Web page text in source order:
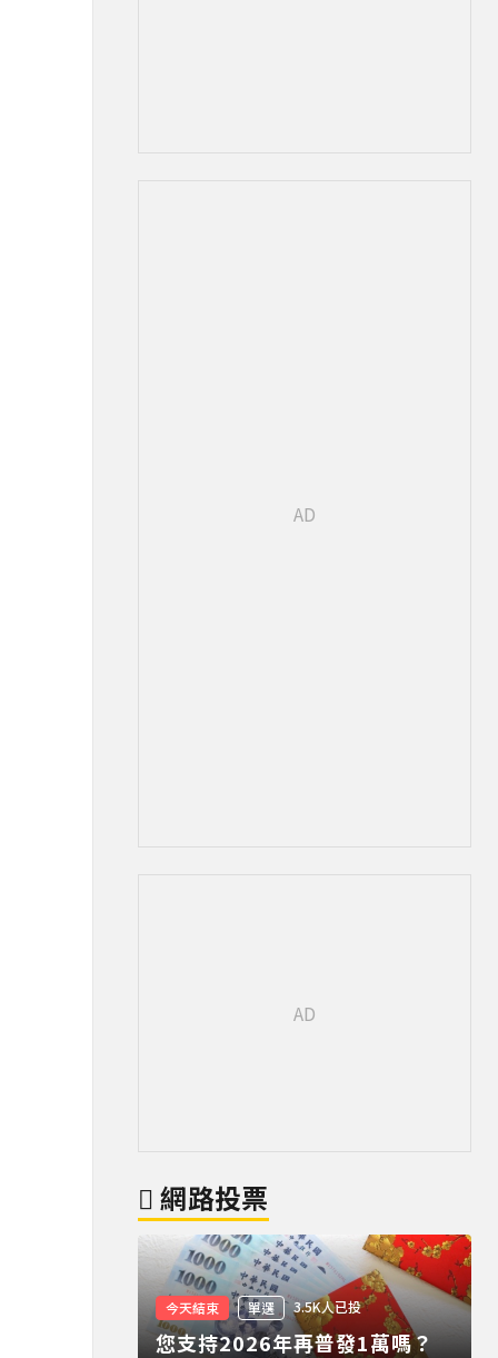
網路投票
今天結束 單選 3.5K人已投
您支持2026年再普發1萬嗎？